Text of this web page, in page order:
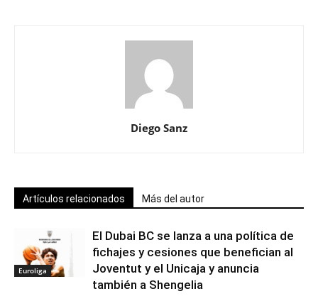
Diego Sanz
Artículos relacionados Más del autor
Euroliga
El Dubai BC se lanza a una política de
fichajes y cesiones que benefician al
Joventut y el Unicaja y anuncia
también a Shengelia